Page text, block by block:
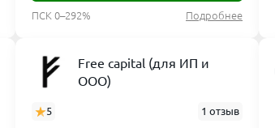
ПСК 0–292% Подробнее
Free capital (для ИП и
ООО)
5 1 отзыв